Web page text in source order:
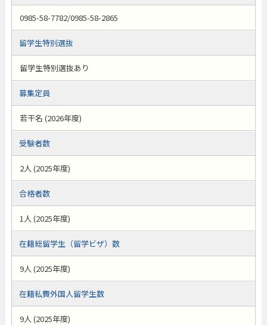
0985-58-7782/0985-58-2865
留学生特別選抜
留学生特別選抜あり
募集定員
若干名 (2026年度)
受験者数
2人 (2025年度)
合格者数
1人 (2025年度)
在籍総留学生（留学ビザ）数
9人 (2025年度)
在籍私費外国人留学生数
9人 (2025年度)